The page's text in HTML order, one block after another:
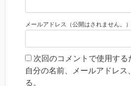
メールアドレス（公開はされません。）
次回のコメントで使用する
自分の名前、メールアドレス
る。